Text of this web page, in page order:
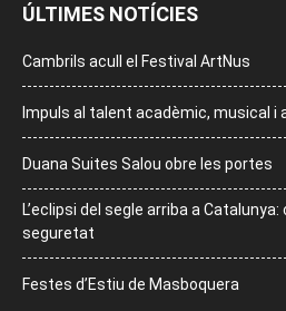
ÚLTIMES NOTÍCIES
Cambrils acull el Festival ArtNus
Impuls al talent acadèmic, musical i
Duana Suites Salou obre les portes
L’eclipsi del segle arriba a
seguretat
Festes d’Estiu de Masboquera